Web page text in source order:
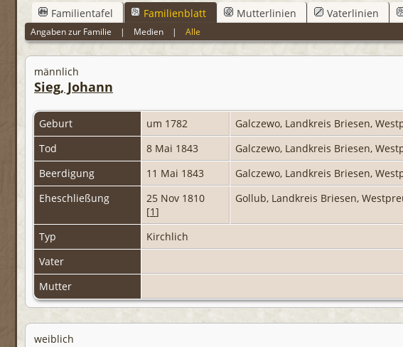
Familientafel Familienblatt Mutterlinien Vaterlinien
Angaben zur Familie | Medien |Alle
männlich
Sieg, Johann
Geburt um 1782
Galczewo, Landkreis Briesen,
Tod
8 Mai 1843
Galczewo, Landkreis Briesen,
Beerdigung
11 Mai 1843
Galczewo, Landkreis Briesen,
Eheschließung
25 Nov 1810
[1]
Gollub, Landkreis Briesen,
Typ
Kirchlich
Vater
Mutter
weiblich